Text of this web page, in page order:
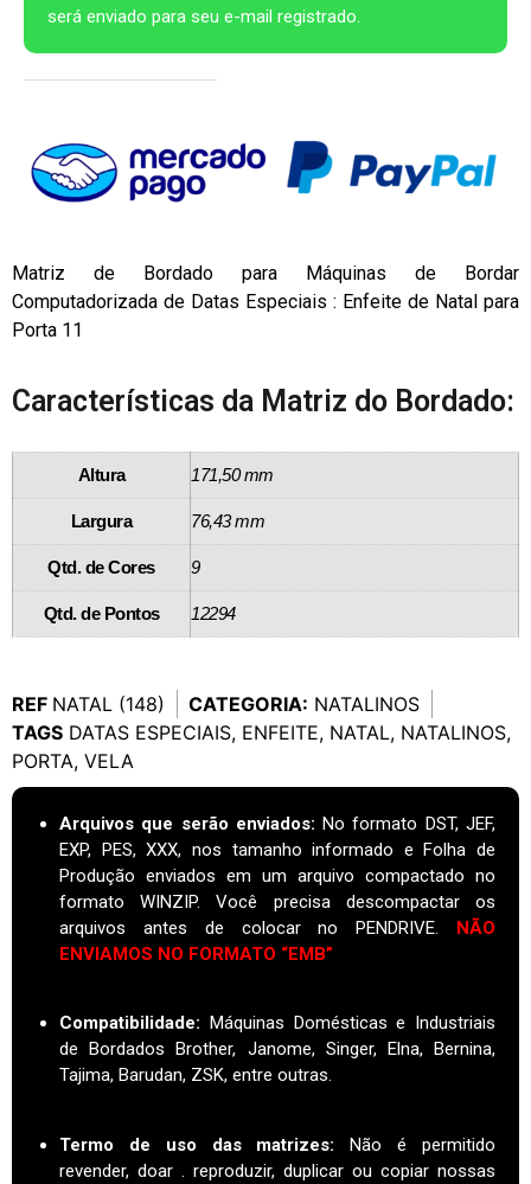
será enviado para seu e-mail registrado.
Matriz de Bordado para Máquinas de Bordar
Computadorizada de Datas Especiais : Enfeite de Natal para
Porta 11
Características da Matriz do Bordado:
Altura 171,50 mm
Largura 76,43 mm
Qtd. de Cores 9
Qtd. de Pontos 12294
REF NATAL (148) CATEGORIA: NATALINOS
TAGS DATAS ESPECIAIS, ENFEITE, NATAL, NATALINOS,
PORTA, VELA
Arquivos que serão enviados: No formato DST, JEF,
EXP, PES, XXX, nos tamanho informado e Folha de
Produção enviados em um arquivo compactado no
formato WINZIP. Você precisa descompactar os
arquivos antes de colocar no PENDRIVE. NÃO
ENVIAMOS NO FORMATO “EMB”
Compatibilidade:
Máquinas Domésticas e Industriais
de Bordados Brother, Janome, Singer, Elna, Bernina,
Tajima, Barudan, ZSK, entre outras.
Termo de uso das matrizes:
Não é permitido
revender, doar . reproduzir, duplicar ou copiar nossas